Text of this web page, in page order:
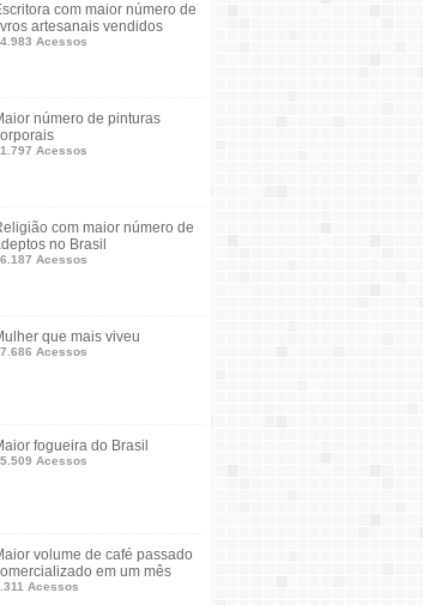
com maior número de
artesanais vendidos
Acessos
número de pinturas
Acessos
com maior número de
no Brasil
Acessos
que mais viveu
Acessos
fogueira do Brasil
Acessos
volume de café passado
em um mês
Acessos